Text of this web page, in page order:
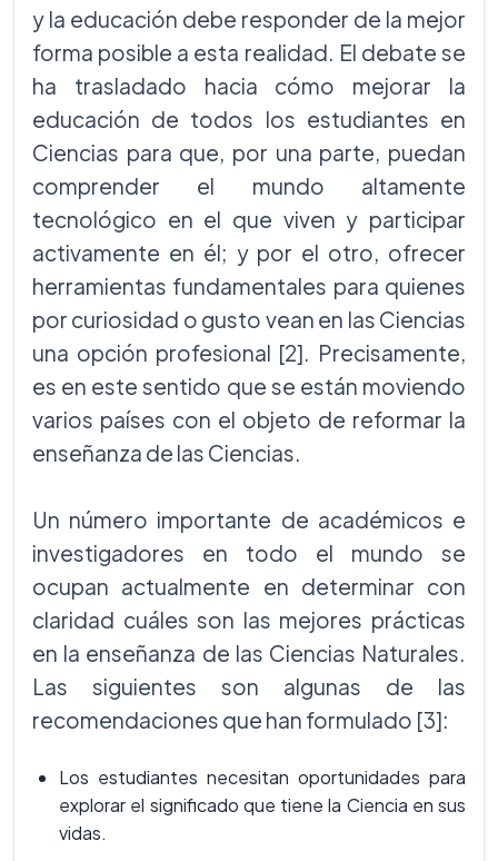
y la educación debe responder de la mejor
forma posible a esta realidad. El debate se
ha trasladado hacia cómo mejorar la
educación de todos los estudiantes en
Ciencias para que, por una parte, puedan
comprender el mundo altamente
tecnológico en el que viven y participar
activamente en él; y por el otro, ofrecer
herramientas fundamentales para quienes
por curiosidad o gusto vean en las Ciencias
una opción profesional [2]. Precisamente,
es en este sentido que se están moviendo
varios países con el objeto de reformar la
enseñanza de las Ciencias.
Un número importante de académicos e
investigadores en todo el mundo se
ocupan actualmente en determinar con
claridad cuáles son las mejores prácticas
en la enseñanza de las Ciencias Naturales.
Las siguientes son algunas de las
recomendaciones que han formulado [3]:
Los estudiantes necesitan oportunidades para
explorar el significado que tiene la Ciencia en sus
vidas.